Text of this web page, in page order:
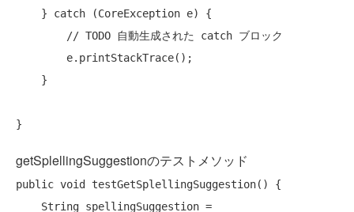
    }
catch (CoreException e) {
// TODO 自動生成された catch ブロック
getSplellingSuggestionのテストメソッド
public void
testGetSplellingSuggestion() {